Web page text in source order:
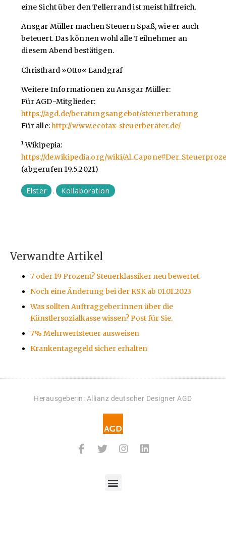
eine Sicht über den Tellerrand ist meist hilfreich.
Ansgar Müller machen Steuern Spaß, wie er auch
beteuert. Das können wohl alle Teilnehmer an
diesem Abend bestätigen.
Christhard »Otto« Landgraf
Weitere Informationen zu Ansgar Müller:
Für AGD-Mitglieder:
https://agd.de/beratungsangebot/steuerberatung
Für alle:http://www.ecotax-steuerberater.de/
¹ Wikipepia:
https://de.wikipedia.org/wiki/
(abgerufen 19.5.2021)
Elster , Kollaboration
Verwandte Artikel
7 oder 19 Prozent? Steuerklassiker neu bewertet
Noch eine Änderung bei der KSK ab 01.01.2023
Was sollten Auftraggeber:innen über die
Künstlersozialkasse wissen? Post für Sie.
7% Mehrwertsteuer ausweisen
Krankentagegeld sicher erhalten
Herausgeberin: Allianz deutscher Designer AGD